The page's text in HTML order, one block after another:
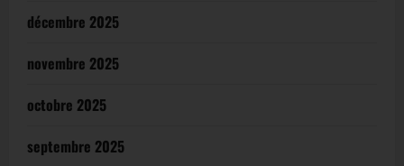
décembre 2025
novembre 2025
octobre 2025
septembre 2025